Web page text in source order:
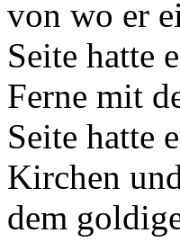
von wo er
Seite hatte
Ferne mit
Seite hatte
Kirchen
dem